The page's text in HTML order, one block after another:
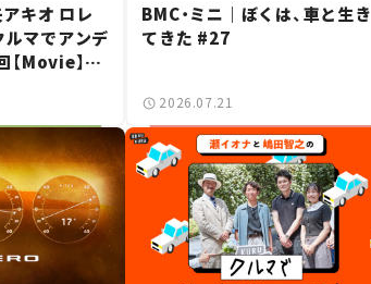
アキオ ロレ
ルマでアンデ
【Movie】
「驚き」
BMC・ミニ｜ぼくは、車と生き
てきた #27
2026.07.21